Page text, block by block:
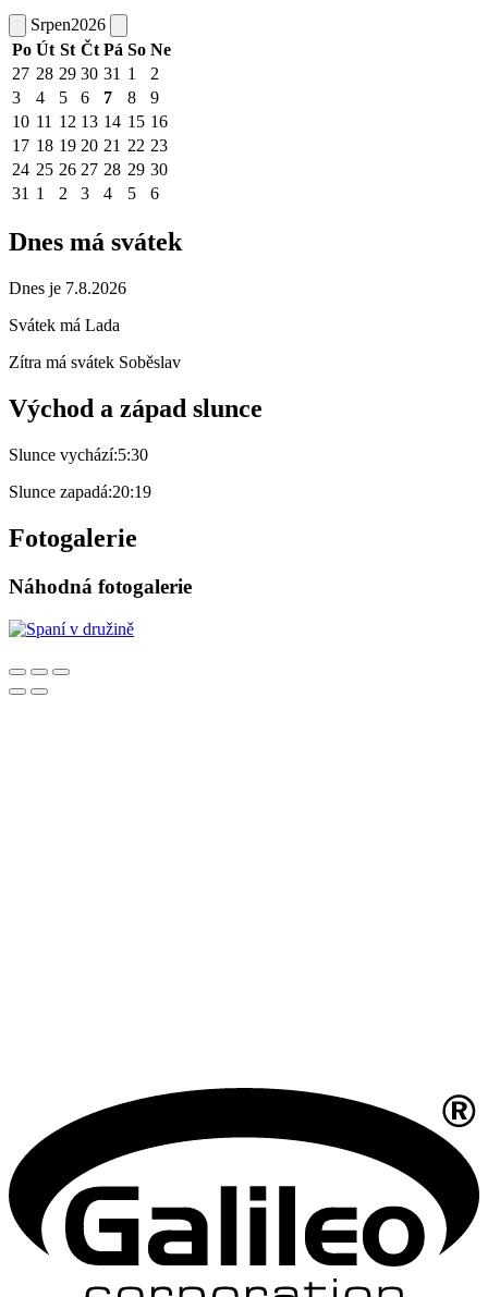
Srpen2026
Po Út St Čt Pá So Ne
27 28 29 30 31 1
2
3
4 5 6 7 8
9
10 11 12 13 14 15 16
17 18 19 20 21 22 23
24 25 26 27 28 29 30
31 1 2 3 4 5 6
Dnes má svátek
Dnes je 7.8.2026
Svátek má Lada
Zítra má svátek Soběslav
Východ a západ slunce
Slunce vychází:5:30
Slunce zapadá:20:19
Fotogalerie
Náhodná fotogalerie